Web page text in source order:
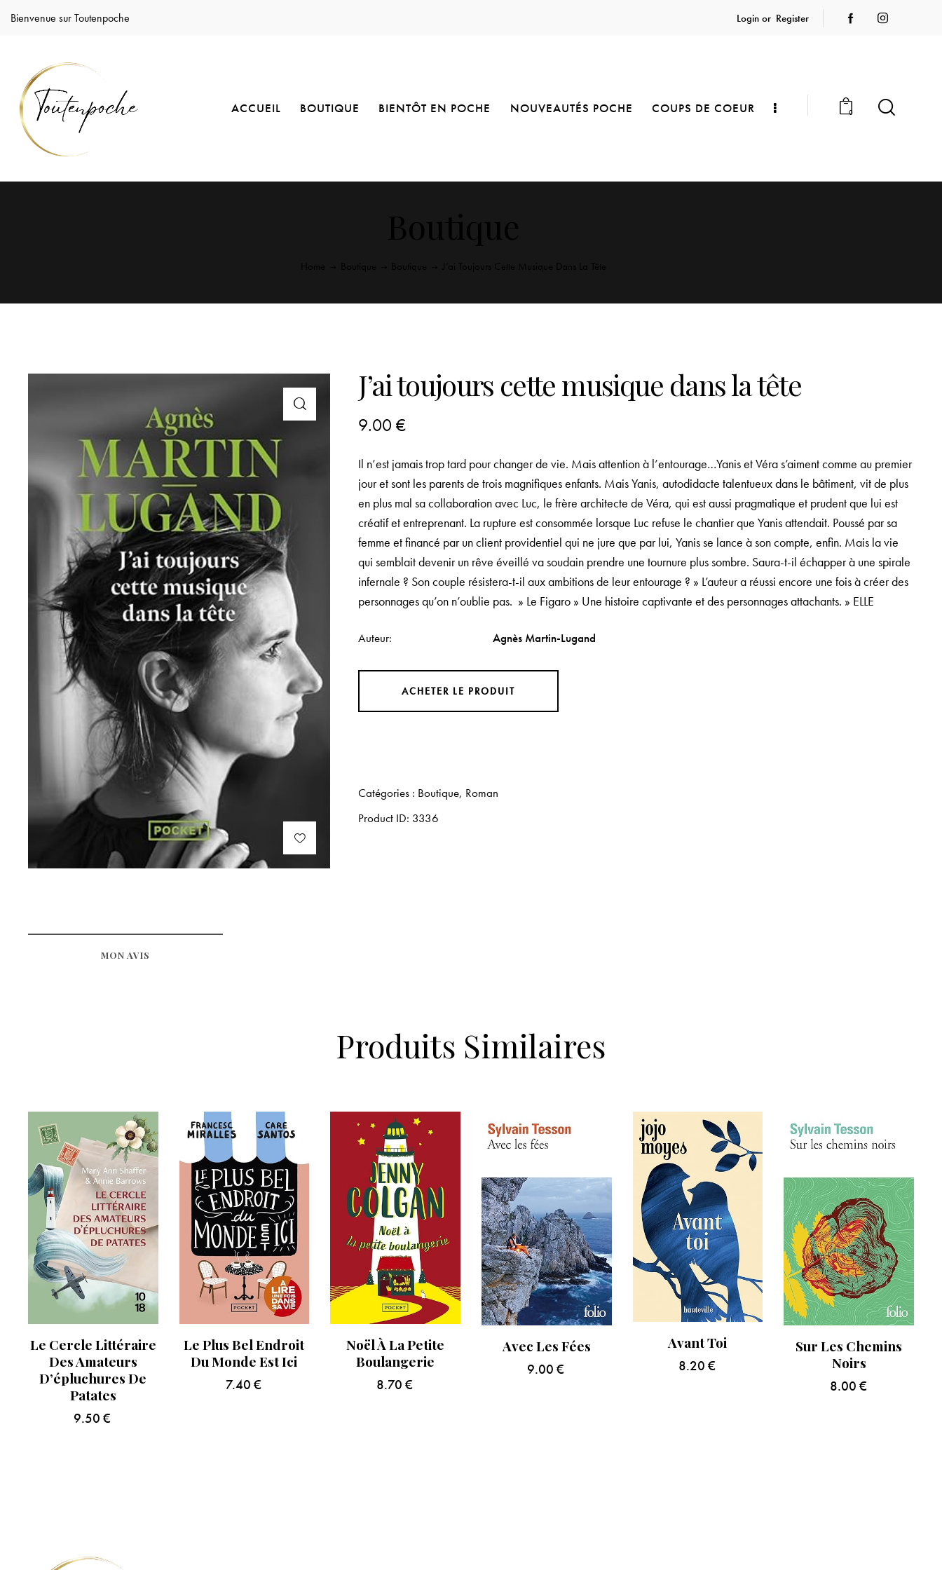
Bienvenue sur Toutenpoche Login or Register
ACCUEIL BOUTIQUE BIENTÔT EN POCHE NOUVEAUTÉS POCHE COUPS DE COEUR 0
J’ai toujours cette musique dans la tête
9.00€
Il n’est jamais trop tard pour changer de vie. Mais attention à l’entourage…Yanis et Véra s’aiment comme au premier
jour et sont les parents de trois magnifiques enfants. Mais Yanis, autodidacte talentueux dans le bâtiment, vit de plus
en plus mal sa collaboration avec Luc, le frère architecte de Véra, qui est aussi pragmatique et prudent que lui est
créatif et entreprenant. La rupture est consommée lorsque Luc refuse le chantier que Yanis attendait. Poussé par sa
femme et financé par un client providentiel qui ne jure que par lui, Yanis se lance à son compte, enfin. Mais la vie
qui semblait devenir un rêve éveillé va soudain prendre une tournure plus sombre. Saura-t-il échapper à une spirale
infernale ? Son couple résistera-t-il aux ambitions de leur entourage ? » L’auteur a réussi encore une fois à créer des
personnages qu’on n’oublie pas. » Le Figaro » Une histoire captivante et des personnages attachants. » ELLE
Auteur Agnès Martin-Lugand
ACHETER LE PRODUIT
Catégories : Boutique, Roman
Product ID: 3336
MON AVIS
Produits Similaires
Le Cercle Littéraire
Des Amateurs
D’épluchures De
Patates
9.50€
Le Plus Bel Endroit
Du Monde Est Ici
7.40 €
Noël À La Petite
Boulangerie
8.70€
Avec Les Fées
9.00€
Avant Toi
8.20 €
Sur Les Chemins
Noirs
8.00 €